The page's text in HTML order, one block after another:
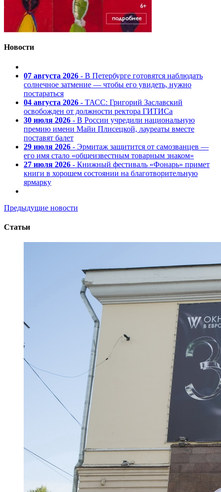
Новости
07 августа 2026 - В Петербурге готовятся наблюдать
солнечное затмение — чтобы его увидеть, нужно
постараться
04 августа 2026 - ТАСС: Григорий Заславский
освобожден от должности ректора ГИТИСа
30 июля 2026 - В России учредили национальную
премию имени Майи Плисецкой, лауреаты вместе
поставят балет
29 июля 2026 - Эрмитаж защитится от самозванцев —
его имя стало «общеизвестным товарным знаком»
27 июля 2026 - Книжный фестиваль «Фонарь» примет
книги в хорошем состоянии на благотворительную
ярмарку
Предыдущие новости
Статьи